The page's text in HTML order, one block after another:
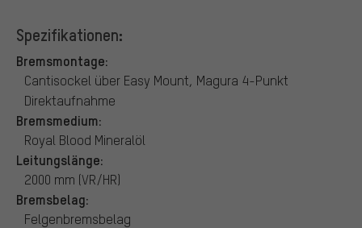
Spezifikationen:
Bremsmontage:
Cantisockel über Easy Mount, Magura 4-Punkt
Direktaufnahme
Bremsmedium:
Royal Blood Mineralöl
Leitungslänge:
2000 mm (VR/HR)
Bremsbelag:
Felgenbremsbelag